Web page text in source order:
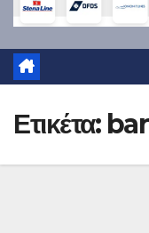
Ετικέτα: bar